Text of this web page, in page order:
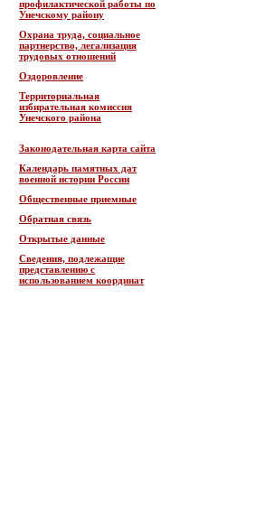
профилактической работы по
Унечскому району
Охрана труда, социальное
партнерство, легализация
трудовых отношений
Оздоровление
Территориальная
избирательная комиссия
Унечского района
Законодательная карта сайта
Календарь памятных дат
военной истории России
Общественные приемные
Обратная связь
Открытые данные
Сведения, подлежащие
представлению с
использованием координат